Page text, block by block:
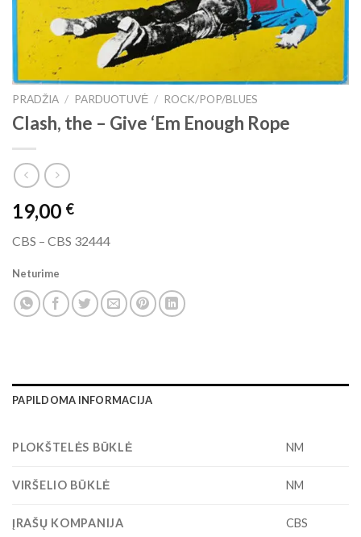
PRADŽIA / PARDUOTUVĖ / ROCK/POP/BLUES
Clash, the – Give ‘Em Enough Rope
19,00 €
CBS ‎– CBS 32444
Neturime
PAPILDOMA INFORMACIJA
PLOKŠTELĖS BŪKLĖ NM
VIRŠELIO BŪKLĖ NM
ĮRAŠŲ KOMPANIJA CBS